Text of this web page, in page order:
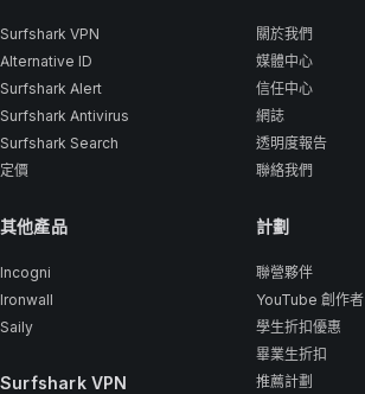
Surfshark VPN
Alternative ID
Surfshark Alert
Surfshark Antivirus
Surfshark Search
定價
其他產品
Incogni
Ironwall
Saily
Surfshark VPN
關於我們
媒體中心
信任中心
網誌
透明度報告
聯絡我們
計劃
聯營夥伴
YouTube 創作者
學生折扣優惠
畢業生折扣
推薦計劃